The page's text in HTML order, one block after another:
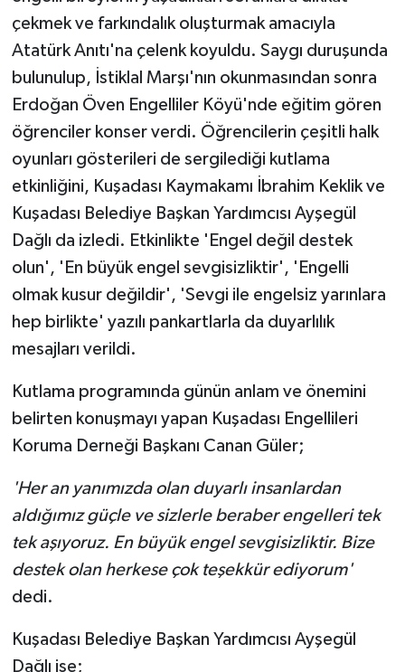
çekmek ve farkındalık oluşturmak amacıyla
Atatürk Anıtı'na çelenk koyuldu. Saygı duruşunda
bulunulup, İstiklal Marşı'nın okunmasından sonra
Erdoğan Öven Engelliler Köyü'nde eğitim gören
öğrenciler konser verdi. Öğrencilerin çeşitli halk
oyunları gösterileri de sergilediği kutlama
etkinliğini, Kuşadası Kaymakamı İbrahim Keklik ve
Kuşadası Belediye Başkan Yardımcısı Ayşegül
Dağlı da izledi. Etkinlikte 'Engel değil destek
olun', 'En büyük engel sevgisizliktir', 'Engelli
olmak kusur değildir', 'Sevgi ile engelsiz yarınlara
hep birlikte' yazılı pankartlarla da duyarlılık
mesajları verildi.
Kutlama programında günün anlam ve önemini
belirten konuşmayı yapan Kuşadası Engellileri
Koruma Derneği Başkanı Canan Güler;
'Her an yanımızda olan duyarlı insanlardan
aldığımız güçle ve sizlerle beraber engelleri tek
tek aşıyoruz. En büyük engel sevgisizliktir. Bize
destek olan herkese çok teşekkür ediyorum'
dedi.
Kuşadası Belediye Başkan Yardımcısı Ayşegül
Dağlı ise;